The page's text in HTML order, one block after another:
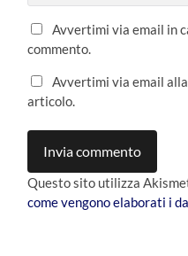
Avvertimi via email in
commento.
Avvertimi via email
articolo.
Questo sito utilizza
come vengono elaborati i